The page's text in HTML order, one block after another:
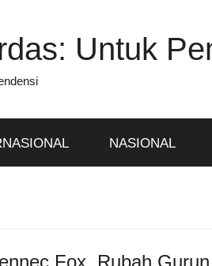
Untuk
NASIONAL
Fox, Rubah